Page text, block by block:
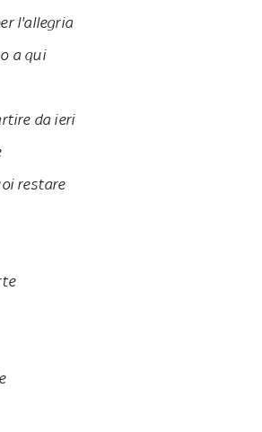
l'allegria
a qui
da ieri
restare